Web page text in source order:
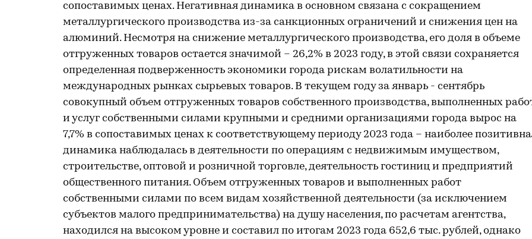
сопоставимых ценах. Негативная динамика в основном связана с сокращением
металлургического производства из-за санкционных ограничений и снижения цен на
алюминий. Несмотря на снижение металлургического производства, его доля в объеме
отгруженных товаров остается значимой – 26,2% в 2023 году, в этой связи сохраняется
определенная подверженность экономики города рискам волатильности на
международных рынках сырьевых товаров. В текущем году за январь - сентябрь
совокупный объем отгруженных товаров собственного производства, выполненных
и услуг собственными силами крупными и средними организациями города вырос на
7,7% в сопоставимых ценах к соответствующему периоду 2023 года – наиболее
динамика наблюдалась в деятельности по операциям с недвижимым имуществом,
строительстве, оптовой и розничной торговле, деятельность гостиниц и предприятий
общественного питания. Объем отгруженных товаров и выполненных работ
собственными силами по всем видам хозяйственной деятельности (за исключением
субъектов малого предпринимательства) на душу населения, по расчетам агентства,
находился на высоком уровне и составил по итогам 2023 года 652,6 тыс. рублей, однако